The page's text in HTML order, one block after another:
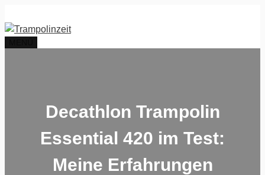
Inhalt
springen
Decathlon Trampolin
Essential 420 im Test:
Meine Erfahrungen